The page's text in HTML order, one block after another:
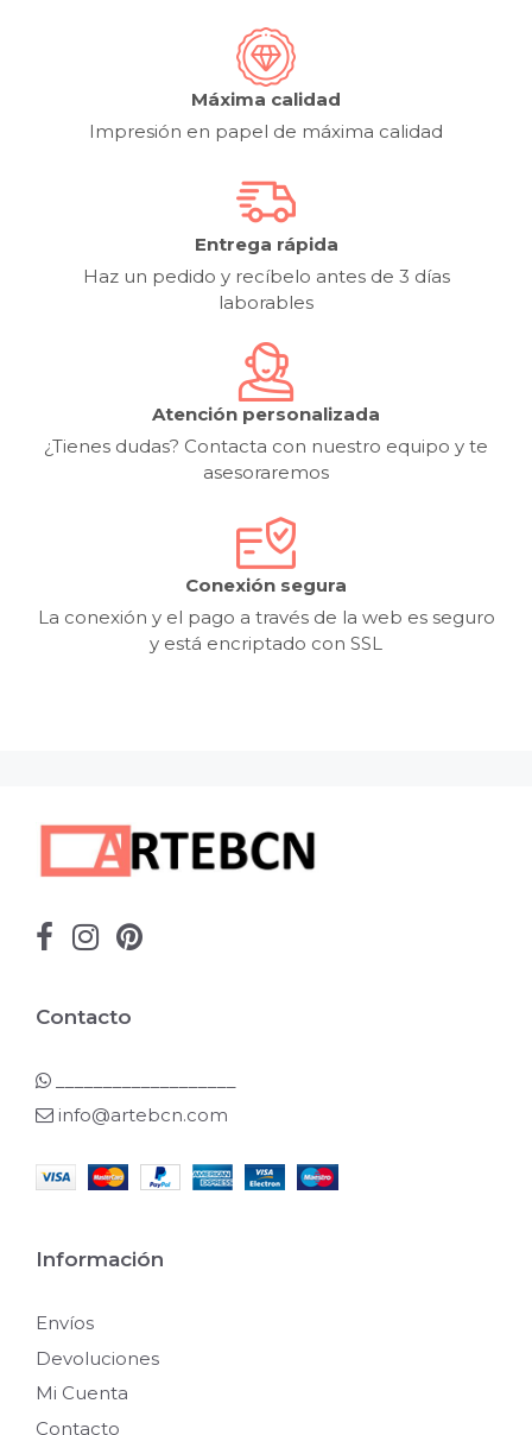
Máxima calidad
Impresión en papel de máxima calidad
Entrega rápida
Haz un pedido y recíbelo antes de 3 días
laborables
Atención personalizada
¿Tienes dudas? Contacta con nuestro equipo y te
asesoraremos
Conexión segura
La conexión y el pago a través de la web es seguro
y está encriptado con SSL
Contacto
info@artebcn.com
Información
Envíos
Devoluciones
Mi Cuenta
Contacto